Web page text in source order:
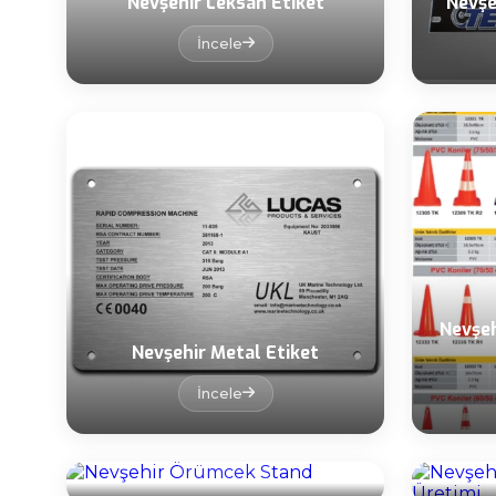
İncele
Nevşehir Metal Etiket
İncele
İncele